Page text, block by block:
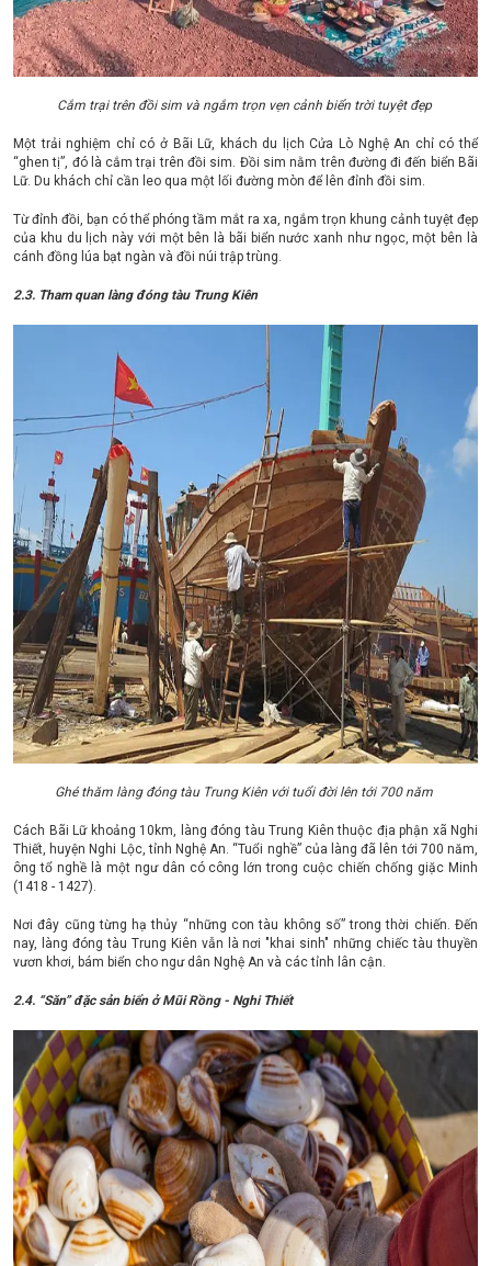
Cắm trại trên đồi sim và ngắm trọn vẹn cảnh biển trời tuyệt đẹp
Một trải nghiệm chỉ có ở Bãi Lữ, khách du lịch Cửa Lò Nghệ An chỉ có thể
“ghen tị”, đó là cắm trại trên đồi sim. Đồi sim nằm trên đường đi đến biển Bãi
Lữ. Du khách chỉ cần leo qua một lối đường mòn để lên đỉnh đồi sim.
Từ đỉnh đồi, bạn có thể phóng tầm mắt ra xa, ngắm trọn khung cảnh tuyệt đẹp
của khu du lịch này với một bên là bãi biển nước xanh như ngọc, một bên là
cánh đồng lúa bạt ngàn và đồi núi trập trùng.
2.3. Tham quan làng đóng tàu Trung Kiên
Ghé thăm làng đóng tàu Trung Kiên với tuổi đời lên tới 700 năm
Cách Bãi Lữ khoảng 10km, làng đóng tàu Trung Kiên thuộc địa phận xã Nghi
Thiết, huyện Nghi Lộc, tỉnh Nghệ An. “Tuổi nghề” của làng đã lên tới 700 năm,
ông tổ nghề là một ngư dân có công lớn trong cuộc chiến chống giặc Minh
(1418 - 1427).
Nơi đây cũng từng hạ thủy “những con tàu không số” trong thời chiến. Đến
nay, làng đóng tàu Trung Kiên vẫn là nơi "khai sinh" những chiếc tàu thuyền
vươn khơi, bám biển cho ngư dân Nghệ An và các tỉnh lân cận.
2.4. “Săn” đặc sản biển ở Mũi Rồng - Nghi Thiết